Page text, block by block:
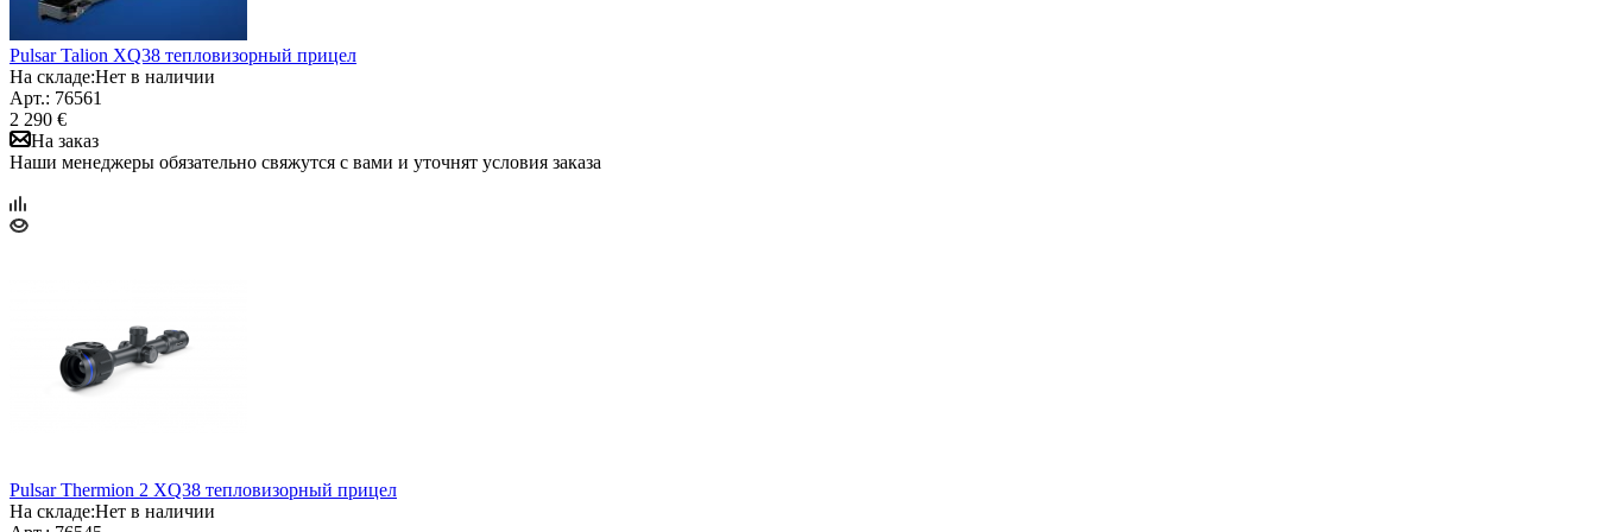
Pulsar Talion XQ38 тепловизорный прицел
На складе:Нет в наличии
Арт.: 76561
2 290 €
На заказ
Наши менеджеры обязательно свяжутся с вами и уточнят условия заказа
Pulsar Thermion 2 XQ38 тепловизорный прицел
На складе:Нет в наличии